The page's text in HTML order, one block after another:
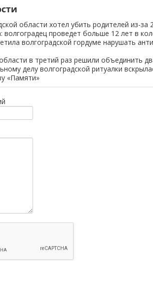
области хотел убить родителей из-за
волгоградец проведет больше 12 лет в
волгоградской гордуме нарушать
в третий раз решили объединить
делу волгоградской ритуалки
«Памяти»